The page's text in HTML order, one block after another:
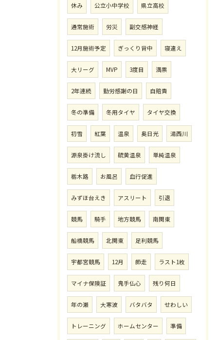
休み 公立小中学校 県立高校
通常施術 労災 副交感神経
12月施術予定 ぎっくり背中 寝違え
大リーグ MVP 3度目 満票
2年連続 勤労感謝の日 自賠責
冬の準備 冬用タイヤ タイヤ交換
初雪 紅葉 温泉 奥日光 湯西川
源泉掛け流し 硫黄温泉 単純温泉
栃木路 お風呂 血行促進
みずほ台えき アスリート 引退
競馬 騎手 地方競馬 南関東
船橋競馬 北関東 足利競馬
宇都宮競馬 12月 師走 ラスト1枚
マイナ保険証 鬼手仏心 残り何日
年の瀬 大寒波 バタバタ せわしい
トレーニング ホームセンター 準備